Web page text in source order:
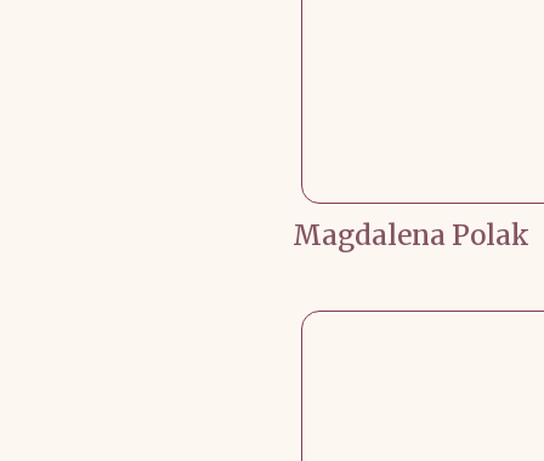
Magdalena Polak